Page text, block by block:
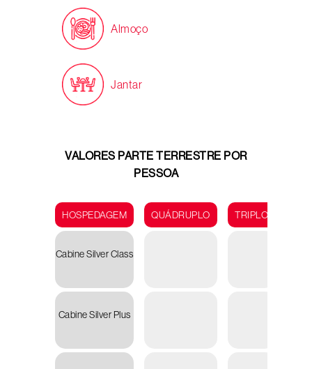
Almoço
Jantar
VALORES PARTE TERRESTRE POR
PESSOA
HOSPEDAGEM QUÁDRUPLO TRIPLO
Cabine Silver Class
Cabine Silver Plus